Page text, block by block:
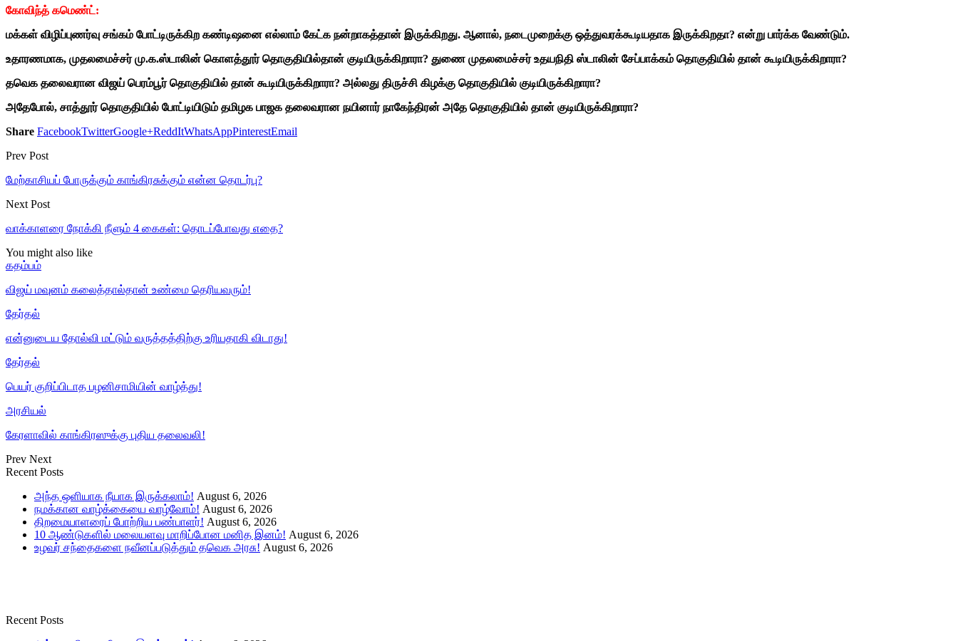
கோவிந்த் கமெண்ட்:
மக்கள் விழிப்புணர்வு சங்கம் போட்டிருக்கிற கண்டிஷனை எல்லாம் கேட்க நன்றாகத்தான் இருக்கிறது. ஆனால், நடைமுறைக்கு ஒத்துவரக்கூடியதாக இருக்கிறதா? என்று பார்க்க வேண்டும்.
உதாரணமாக, முதலமைச்சர் மு.க.ஸ்டாலின் கொளத்தூர் தொகுதியில்தான் குடியிருக்கிறாரா? துணை முதலமைச்சர் உதயநிதி ஸ்டாலின் சேப்பாக்கம் தொகுதியில் தான் கூடியிருக்கிறாரா?
தவெக தலைவரான விஜய் பெரம்பூர் தொகுதியில் தான் கூடியிருக்கிறாரா? அல்லது திருச்சி கிழக்கு தொகுதியில் குடியிருக்கிறாரா?
அதேபோல், சாத்தூர் தொகுதியில் போட்டியிடும் தமிழக பாஜக தலைவரான நயினார் நாகேந்திரன் அதே தொகுதியில் தான் குடியிருக்கிறாரா?
Share FacebookTwitterGoogle+ReddItWhatsAppPinterestEmail
Prev Post
மேற்காசியப் போருக்கும் காங்கிரசுக்கும் என்ன தொடர்பு?
Next Post
வாக்காளரை நோக்கி நீளும் 4 கைகள்: தொடப்போவது எதை?
You might also like
கதம்பம்
விஜய் மவுனம் கலைத்தால்தான் உண்மை தெரியவரும்!
தேர்தல்
என்னுடைய தோல்வி மட்டும் வருத்தத்திற்கு உரியதாகி விடாது!
தேர்தல்
பெயர் குறிப்பிடாத பழனிசாமியின் வாழ்த்து!
அரசியல்
கேரளாவில் காங்கிரஸுக்கு புதிய தலைவலி!
Prev Next
Recent Posts
அந்த ஒளியாக நீயாக இருக்கலாம்! August 6, 2026
நமக்கான வாழ்க்கையை வாழ்வோம்! August 6, 2026
திறமையாளரைப் போற்றிய பண்பாளர்! August 6, 2026
10 ஆண்டுகளில் மலையளவு மாறிப்போன மனித இனம்! August 6, 2026
உழவர் சந்தைகளை நவீனப்படுத்தும் தவெக அரசு! August 6, 2026
Recent Posts